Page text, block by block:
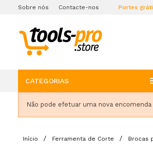
Sobre nós Contacte-nos Portes
CATEGORIAS
Não pode efetuar uma nova
Início Ferramenta de Corte Brocas